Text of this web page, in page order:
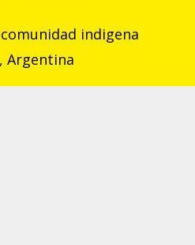
indigena
Argentina